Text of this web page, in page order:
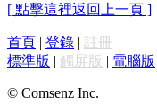
[ 點擊這裡返回上一頁 ]
首頁 | 登錄 | 註冊
標準版 | 觸屏版 | 電腦版
© Comsenz Inc.